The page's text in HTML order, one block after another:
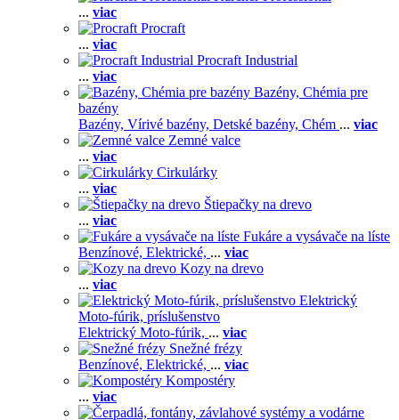
... viac
Procraft
... viac
Procraft Industrial
... viac
Bazény, Chémia pre
bazény
Bazény, Vírivé bazény, Detské bazény, Chém ... viac
Zemné valce
... viac
Cirkulárky
... viac
Štiepačky na drevo
... viac
Fukáre a vysávače na líste
Benzínové, Elektrické, ... viac
Kozy na drevo
... viac
Elektrický
Moto-fúrik, príslušenstvo
Elektrický Moto-fúrik, ... viac
Snežné frézy
Benzínové, Elektrické, ... viac
Kompostéry
... viac